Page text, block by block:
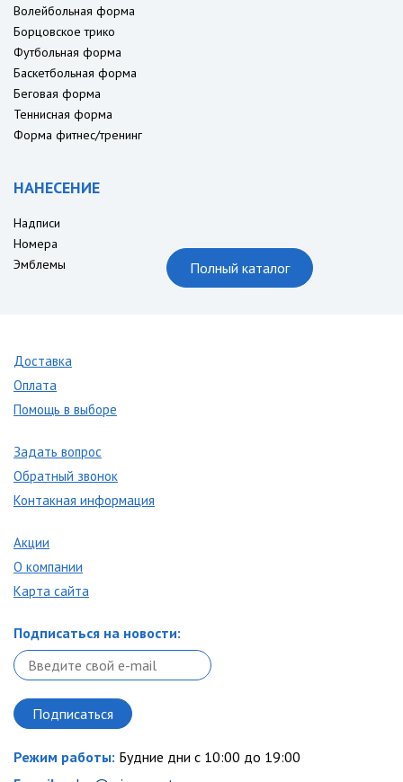
Волейбольная форма
Борцовское трико
Футбольная форма
Баскетбольная форма
Беговая форма
Теннисная форма
Форма фитнес/тренинг
НАНЕСЕНИЕ
Надписи
Номера
Эмблемы
Полный каталог
Доставка
Оплата
Помощь в выборе
Задать вопрос
Обратный звонок
Контакная информация
Акции
О компании
Карта сайта
Подписаться на новости:
Режим работы: Будние дни с 10:00 до 19:00